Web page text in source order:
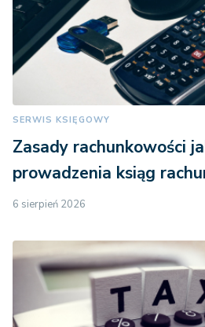
SERWIS KSIĘGOWY
Zasady rachunkowości
prowadzenia ksiąg
6 sierpień 2026